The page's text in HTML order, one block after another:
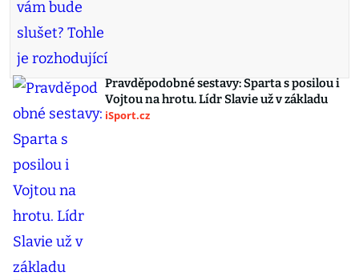
Pravděpodobné sestavy: Sparta s posilou i
Vojtou na hrotu. Lídr Slavie už v základu
iSport.cz